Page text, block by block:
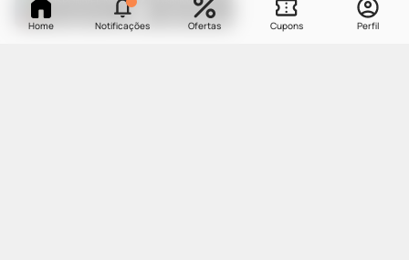
Home Notificações Ofertas Cupons Perfil